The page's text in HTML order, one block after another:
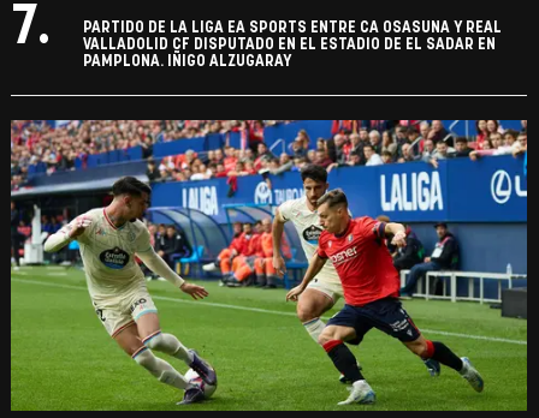
7.
PARTIDO DE LA LIGA EA SPORTS ENTRE CA OSASUNA Y REAL
VALLADOLID CF DISPUTADO EN EL ESTADIO DE EL SADAR EN
PAMPLONA. IÑIGO ALZUGARAY